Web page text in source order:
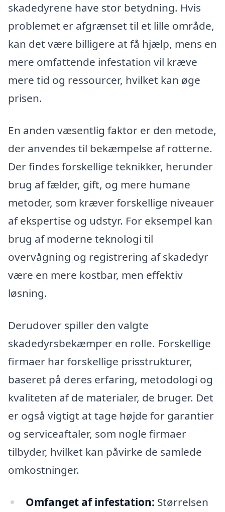
skadedyrene have stor betydning. Hvis
problemet er afgrænset til et lille område,
kan det være billigere at få hjælp, mens en
mere omfattende infestation vil kræve
mere tid og ressourcer, hvilket kan øge
prisen.
En anden væsentlig faktor er den metode,
der anvendes til bekæmpelse af rotterne.
Der findes forskellige teknikker, herunder
brug af fælder, gift, og mere humane
metoder, som kræver forskellige niveauer
af ekspertise og udstyr. For eksempel kan
brug af moderne teknologi til
overvågning og registrering af skadedyr
være en mere kostbar, men effektiv
løsning.
Derudover spiller den valgte
skadedyrsbekæmper en rolle. Forskellige
firmaer har forskellige prisstrukturer,
baseret på deres erfaring, metodologi og
kvaliteten af de materialer, de bruger. Det
er også vigtigt at tage højde for garantier
og serviceaftaler, som nogle firmaer
tilbyder, hvilket kan påvirke de samlede
omkostninger.
Omfanget af infestation: Størrelsen